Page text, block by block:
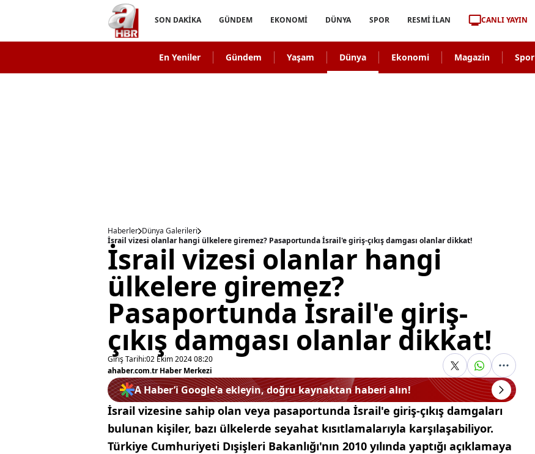
SON DAKİKA GÜNDEM EKONOMİ DÜNYA SPOR RESMİ İLAN CANLI YAYIN
En Yeniler Gündem Yaşam Dünya Ekonomi Magazin Spor
Haberler Dünya Galerileri
İsrail vizesi olanlar hangi ülkelere giremez? Pasaportunda İsrail'e giriş-çıkış damgası olanlar dikkat!
İsrail vizesi olanlar hangi
ülkelere giremez?
Pasaportunda İsrail'e giriş-
çıkış damgası olanlar dikkat!
Giriş Tarihi:02 Ekim 2024 08:20
ahaber.com.tr Haber Merkezi
A Haber’i Google'a ekleyin, doğru kaynaktan haberi alın!
İsrail vizesine sahip olan veya pasaportunda İsrail'e giriş-çıkış damgaları
bulunan kişiler, bazı ülkelerde seyahat kısıtlamalarıyla karşılaşabiliyor.
Türkiye Cumhuriyeti Dışişleri Bakanlığı'nın 2010 yılında yaptığı açıklamaya